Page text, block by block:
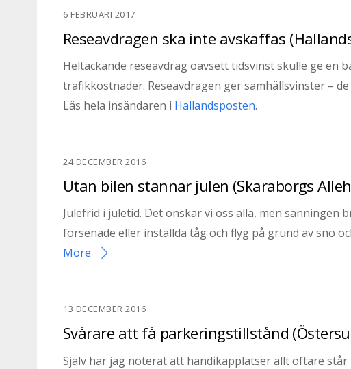
6 FEBRUARI 2017
Reseavdragen ska inte avskaffas
Heltäckande reseavdrag oavsett tidsvinst skulle ge en
trafikkostnader. Reseavdragen ger samhällsvinster –
Läs hela insändaren i Hallandsposten.
24 DECEMBER 2016
Utan bilen stannar julen (Skaraborgs
Julefrid i juletid. Det önskar vi oss alla, men sanningen
försenade eller inställda tåg och flyg på grund av snö
More
13 DECEMBER 2016
Svårare att få parkeringstillstånd
Själv har jag noterat att handikapplatser allt oftare